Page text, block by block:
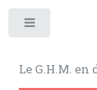
Le G.H.M. en